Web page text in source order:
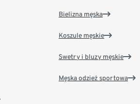
Bielizna męska
Koszule męskie
Swetry i bluzy męskie
Męska odzież sportowa